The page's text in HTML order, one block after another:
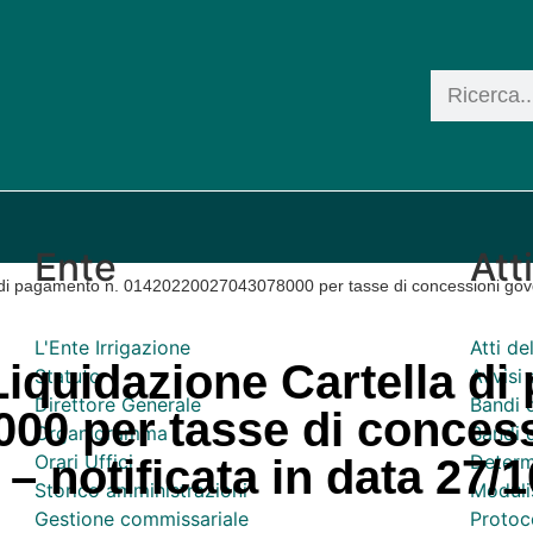
Ente
L'Ente Irrigazione
Statuto
Direttore Generale
Organigramma
Orari Uffici
Storico amministrazioni
Gestione commissariale
Atti
Avvisi
Bandi
Bandi
pagamento n. 01420220027043078000 per tasse di concessioni
Cartella di
per tasse di
notificata in data 27/